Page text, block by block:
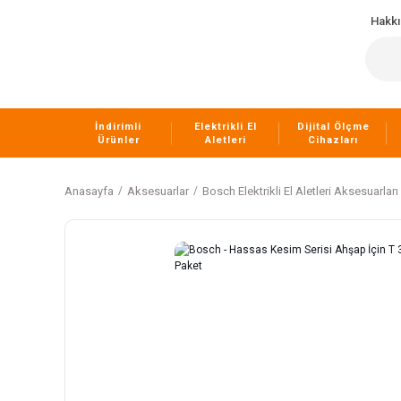
İndirimli
Ürünler
Elektrikli El
Aletleri
Dijital Ölçme
Cihazları
Anasayfa Aksesuarlar Bosch Elektrikli El Aletleri Aksesuarları